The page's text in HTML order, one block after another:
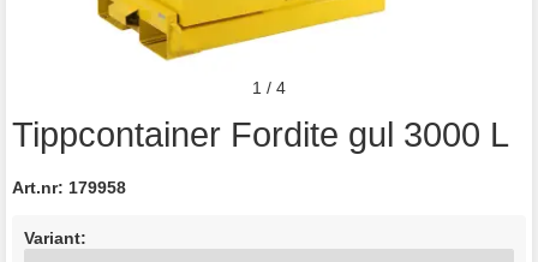
Tippcontainer Fordite gul 3000 L
Art.nr: 179958
Variant:
1 / 4